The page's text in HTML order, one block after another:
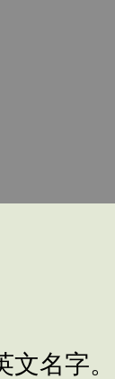
名字。